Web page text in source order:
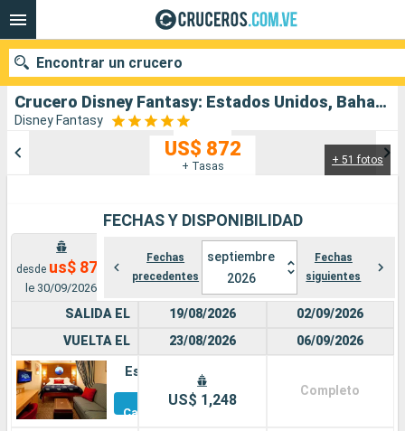
Crucero Disney Fantasy: Estados Unidos, Bahamas salida desde Puerto Canaveral
Disney Fantasy
+ 51 fotos
US$ 872
+ Tasas
FECHAS Y DISPONIBILIDAD
desde us$ 872
le 30/09/2026
Fechas
precedentes
septiembre
2026
Fechas
siguientes
SALIDA EL
VUELTA EL
Estándar
Otros
Camarotes
19/08/2026
23/08/2026
US$ 1,248
02/09/2026
06/09/2026
Completo
Encontrar un crucero
Puertos Compañías
Buscar